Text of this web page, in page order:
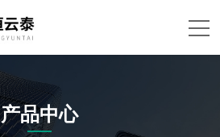
产品中心